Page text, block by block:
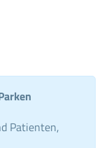
Patienten,